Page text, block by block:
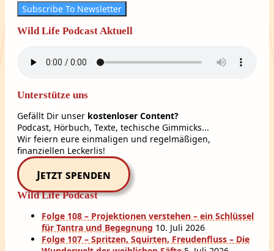
Subscribe To Newsletter
Wild Life Podcast Aktuell
Unterstütze uns
Gefällt Dir unser kostenloser Content?
Podcast, Hörbuch, Texte, techische Gimmicks...
Wir feiern eure einmaligen und regelmäßigen,
finanziellen Leckerlis!
Jetzt spenden
Wild Life Podcast
Folge 108 – Projektionen verstehen – ein Schlüssel
für Tantra und Begegnung 10. Juli 2026
Folge 107 – Spritzen, Squirten, Freudenfluss – Die